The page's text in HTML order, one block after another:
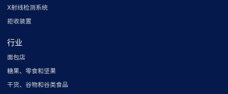
X射线检测系统
拒收装置
行业
面包店
糖果、零食和坚果
干货、谷物和谷类食品